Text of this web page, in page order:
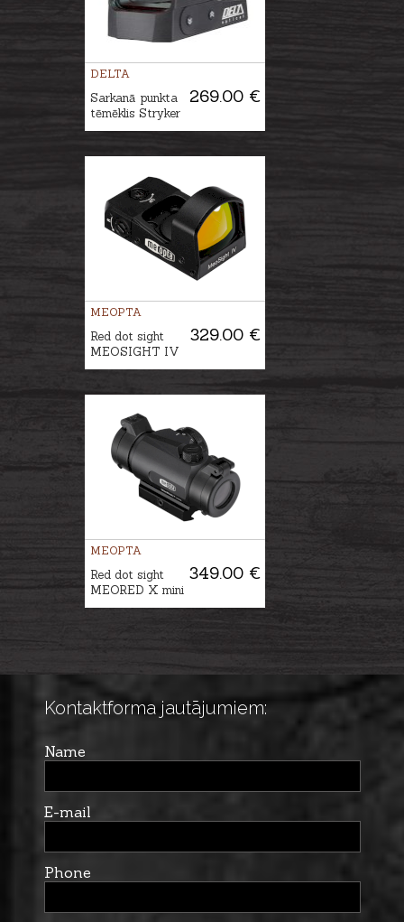
DELTA
269.00 €
Sarkanā punkta
tēmēklis Stryker
MEOPTA
329.00 €
Red dot sight
MEOSIGHT IV
MEOPTA
349.00 €
Red dot sight
MEORED X mini
Kontaktforma jautājumiem:
Name
E-mail
Phone